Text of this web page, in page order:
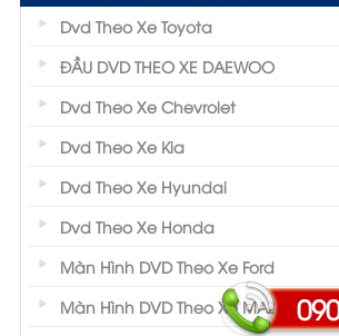
Dvd Theo Xe Toyota
ĐẦU DVD THEO XE DAEWOO
Dvd Theo Xe Chevrolet
Dvd Theo Xe Kia
Dvd Theo Xe Hyundai
Dvd Theo Xe Honda
Màn Hình DVD Theo Xe Ford
Màn Hình DVD Theo Xe MAZDA